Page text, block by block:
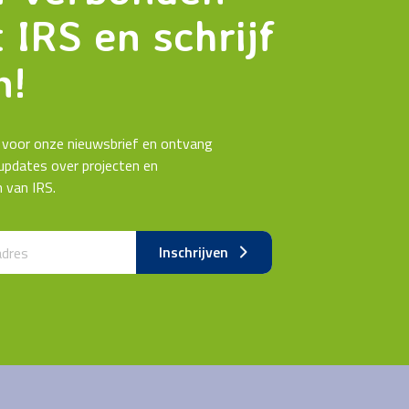
IRS en schrijf
onze nieuwsbrief en ontvang
over projecten en
IRS.
by fax Inschrijven